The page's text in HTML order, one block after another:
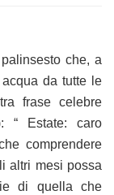
che, a
da tutte le
frase celebre
“ Estate: caro
comprendere
altri mesi possa
di quella che